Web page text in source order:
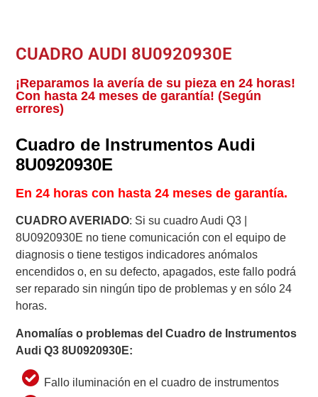
CUADRO AUDI 8U0920930E
¡Reparamos la avería de su pieza en 24 horas!
Con hasta 24 meses de garantía! (Según
errores)
Cuadro de Instrumentos Audi
8U0920930E
En 24 horas con hasta 24 meses de garantía.
CUADRO AVERIADO: Si su cuadro Audi Q3 |
8U0920930E no tiene comunicación con el equipo de
diagnosis o tiene testigos indicadores anómalos
encendidos o, en su defecto, apagados, este fallo podrá
ser reparado sin ningún tipo de problemas y en sólo 24
horas.
Anomalías o problemas del Cuadro de Instrumentos
AudiQ38U0920930E:
Fallo iluminación en el cuadro de instrumentos